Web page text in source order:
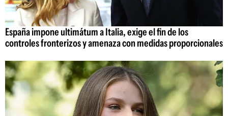
España impone ultimátum a Italia, exige el fin de los
controles fronterizos y amenaza con medidas proporcionales